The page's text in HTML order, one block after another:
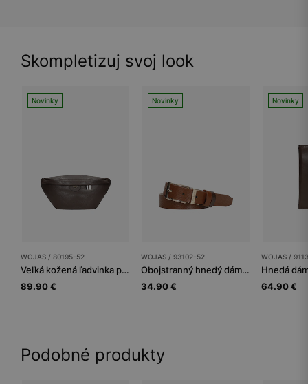
Skompletizuj svoj look
Novinky
WOJAS / 80195-52
Veľká kožená ľadvinka pre dámy v čokoládovom odtieni hnedej
89.90 €
Novinky
WOJAS / 93102-52
Obojstranný hnedý dámsky opasok z lícovej kože so zlatou sponou
34.90 €
Novinky
WOJAS /
64.90 €
Podobné produkty